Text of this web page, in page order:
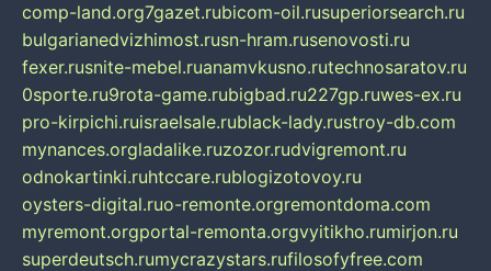
comp-land.org7gazet.rubicom-oil.rusuperiorsearch.ru
bulgarianedvizhimost.rusn-hram.rusenovosti.ru
fexer.rusnite-mebel.ruanamvkusno.rutechnosaratov.ru
0sporte.ru9rota-game.rubigbad.ru227gp.ruwes-ex.ru
pro-kirpichi.ruisraelsale.rublack-lady.rustroy-db.com
mynances.orgladalike.ruzozor.rudvigremont.ru
odnokartinki.ruhtccare.rublogizotovoy.ru
oysters-digital.ruo-remonte.orgremontdoma.com
myremont.orgportal-remonta.orgvyitikho.rumirjon.ru
superdeutsch.rumycrazystars.rufilosofyfree.com